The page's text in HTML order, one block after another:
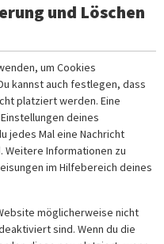
und Löschen
um Cookies
kannst auch festlegen, dass
platziert werden. Eine
deines
jedes Mal eine Nachricht
Informationen zu
im Hilfebereich deines
möglicherweise nicht
sind. Wenn du die